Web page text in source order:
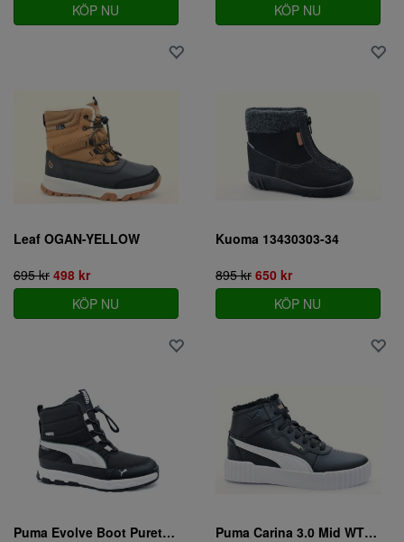
KÖP NU
KÖP NU
Leaf OGAN-YELLOW
695 kr 498 kr
KÖP NU
Kuoma 13430303-34
895 kr 650 kr
KÖP NU
Puma Evolve Boot Puretex JR
Puma Carina 3.0 Mid WTR Jr